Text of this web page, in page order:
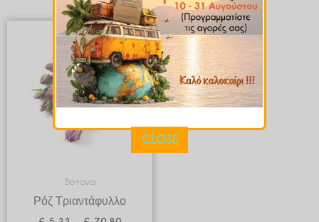
Βότανα
Ρόζ Τριαντάφυλλο
Price
range:
€ 5.33
through
€ 79.80
CLOSE